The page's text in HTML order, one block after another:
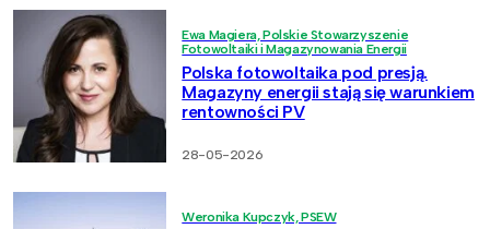
Ewa Magiera, Polskie Stowarzyszenie
Fotowoltaiki i Magazynowania Energii
Polska fotowoltaika pod presją.
Magazyny energii stają się warunkiem
rentowności PV
28-05-2026
Weronika Kupczyk, PSEW